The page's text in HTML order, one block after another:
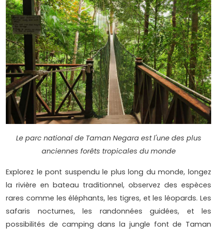
Le parc national de Taman Negara est l'une des plus
anciennes forêts tropicales du monde
Explorez le pont suspendu le plus long du monde, longez
la rivière en bateau traditionnel, observez des espèces
rares comme les éléphants, les tigres, et les léopards. Les
safaris nocturnes, les randonnées guidées, et les
possibilités de camping dans la jungle font de Taman